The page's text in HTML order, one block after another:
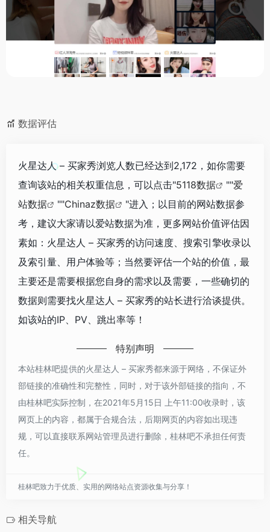
数据评估
火星达人 – 买家秀浏览人数已经达到2,172，如你需要
查询该站的相关权重信息，可以点击"5118数据 ""爱
站数据
""Chinaz数据
"进入；以目前的网站数据参
考，建议大家请以爱站数据为准，更多网站价值评估因
素如：火星达人 – 买家秀的访问速度、搜索引擎收录以
及索引量、用户体验等；当然要评估一个站的价值，最
主要还是需要根据您自身的需求以及需要，一些确切的
数据则需要找火星达人 – 买家秀的站长进行洽谈提供。
如该站的IP、PV、跳出率等！
特别声明
本站桂林吧提供的火星达人 – 买家秀都来源于网络，不保证外
部链接的准确性和完整性，同时，对于该外部链接的指向，不
由桂林吧实际控制，在2021年5月15日 上午11:00收录时，该
网页上的内容，都属于合规合法，后期网页的内容如出现违
规，可以直接联系网站管理员进行删除，桂林吧不承担任何责
任。
桂林吧致力于优质、实用的网络站点资源收集与分享！
相关导航